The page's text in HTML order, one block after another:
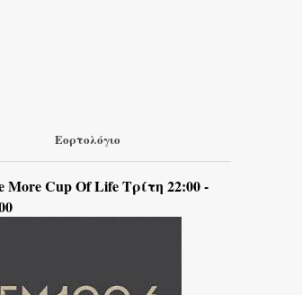
Εορτολόγιο
More Cup Of Life Τρίτη 22:00 -